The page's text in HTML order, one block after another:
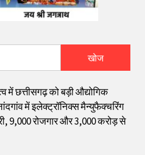
खोज
में छत्तीसगढ़ को बड़ी औद्योगिक
में इलेक्ट्रॉनिक्स मैन्युफैक्चरिंग
9,000 रोजगार और ₹3,000 करोड़ से